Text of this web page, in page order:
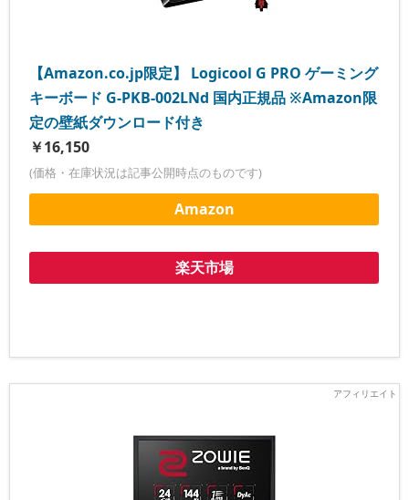
【Amazon.co.jp限定】 Logicool G PRO ゲーミング
キーボード G-PKB-002LNd 国内正規品 ※Amazon限
定の壁紙ダウンロード付き
￥16,150
(価格・在庫状況は記事公開時点のものです)
Amazon
楽天市場